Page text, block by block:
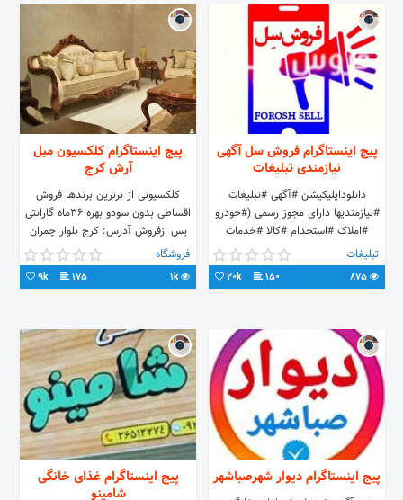
پیج اینستاگرام فروش سل آگهی
نیازمندی تبلیغات
دانلوداپلیکیشن #آگهی #تبلیغات
#نیازمندیها دارای مجوز رسمی (#خودرو
#املاک #استخدام #کالا #خدمات
#لوازم_خانگی)درمنو سایت #فروش_سل
#کافه_بازار #گوگل_پلی
تبلیغات
150
20k
پیج اینستاگرام کلکسیون مبل
آرش کرج
کلکسیونی از برترین برندها فروش
اقساطی بدون سودو بهره ۳۶ماه گارانتی
پس ازفروش آدرس: کرج بلوار چمران
کلکسیون مبل آرش شماره تماس:
09384898678 02632207641
فروشگاه
1k
175
9k
پیج اینستاگرام دیوار شهرصباشهر
پیج اینستاگرام غذای خانگی
شامینو